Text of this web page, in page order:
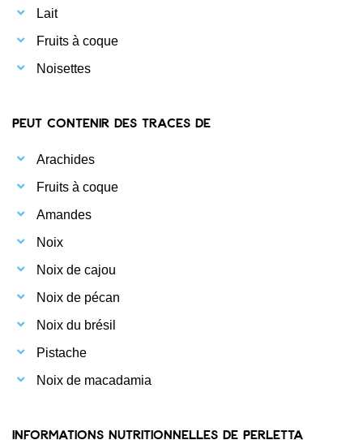
Lait
Fruits à coque
Noisettes
Peut contenir des traces de
Arachides
Fruits à coque
Amandes
Noix
Noix de cajou
Noix de pécan
Noix du brésil
Pistache
Noix de macadamia
Informations nutritionnelles de Perletta